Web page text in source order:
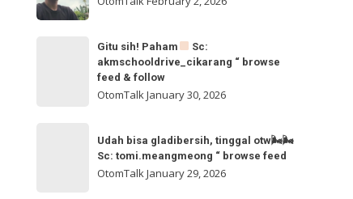
browse
@otomtalk
akmschooldrive_cikarang
Gitu sih! Paham
Sc:
akmschooldrive_cikarang “ browse
feed & follow
OtomTalkJanuary 30, 2026
gladibersih,
Udah bisa gladibersih, tinggal otw🌬🌬
Sc: tomi.meangmeong “ browse feed
OtomTalkJanuary 29, 2026